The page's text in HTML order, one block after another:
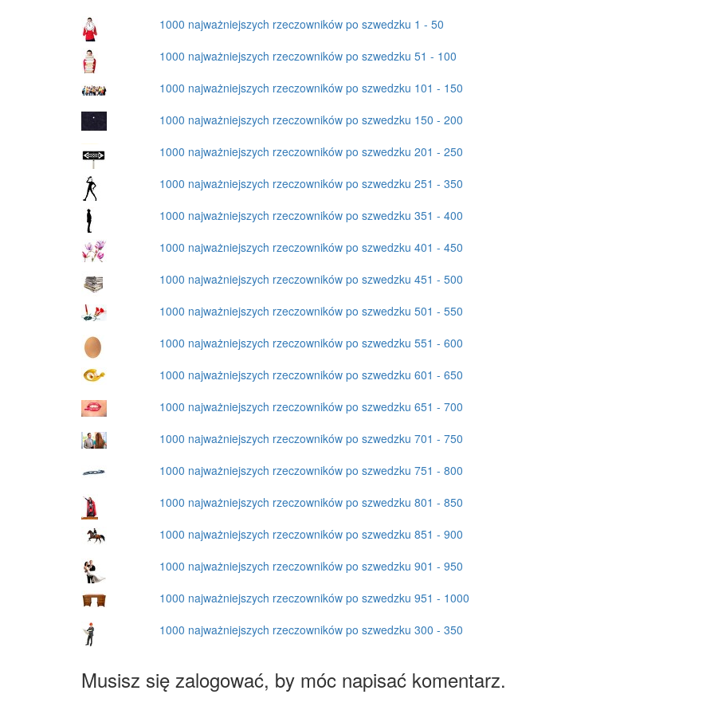
1000 najważniejszych rzeczowników po szwedzku 1 - 50
1000 najważniejszych rzeczowników po szwedzku 51 - 100
1000 najważniejszych rzeczowników po szwedzku 101 - 150
1000 najważniejszych rzeczowników po szwedzku 150 - 200
1000 najważniejszych rzeczowników po szwedzku 201 - 250
1000 najważniejszych rzeczowników po szwedzku 251 - 350
1000 najważniejszych rzeczowników po szwedzku 351 - 400
1000 najważniejszych rzeczowników po szwedzku 401 - 450
1000 najważniejszych rzeczowników po szwedzku 451 - 500
1000 najważniejszych rzeczowników po szwedzku 501 - 550
1000 najważniejszych rzeczowników po szwedzku 551 - 600
1000 najważniejszych rzeczowników po szwedzku 601 - 650
1000 najważniejszych rzeczowników po szwedzku 651 - 700
1000 najważniejszych rzeczowników po szwedzku 701 - 750
1000 najważniejszych rzeczowników po szwedzku 751 - 800
1000 najważniejszych rzeczowników po szwedzku 801 - 850
1000 najważniejszych rzeczowników po szwedzku 851 - 900
1000 najważniejszych rzeczowników po szwedzku 901 - 950
1000 najważniejszych rzeczowników po szwedzku 951 - 1000
1000 najważniejszych rzeczowników po szwedzku 300 - 350
Musisz się zalogować, by móc napisać komentarz.